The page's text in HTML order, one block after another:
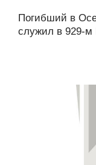
Погибший в
служил в 929-